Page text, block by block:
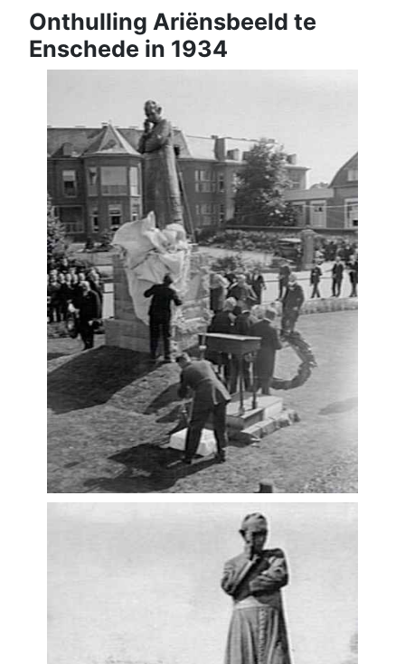
Onthulling Ariënsbeeld te
Enschede in 1934